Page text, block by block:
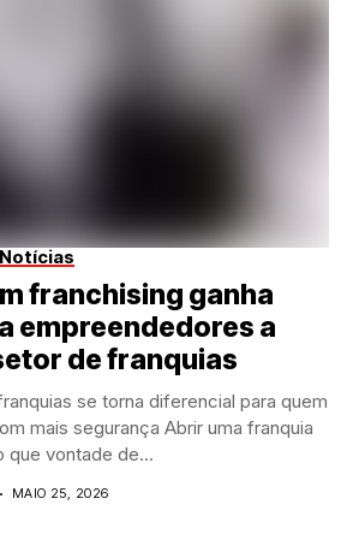
franchising ganha
empreendedores a
de franquias
se torna diferencial para quem
mais segurança Abrir uma franquia
que vontade de...
MAIO 25, 2026